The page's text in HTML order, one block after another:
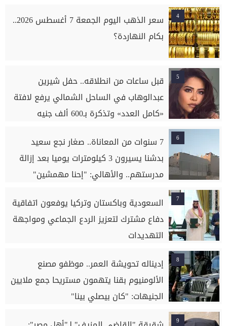
4
سعر الذهب اليوم الجمعة 7 أغسطس 2026..
بكام النهاردة؟
5
قبل ساعات من انطلاقه.. حفل شيرين
عبدالوهاب في الساحل الشمالي يرفع لافتة
«كامل العدد» وتذكرة بـ600 ألف جنيه
6
7 سنوات من المعاناة.. صغار نجع سعيد
بدشنا يسيرون 3 كيلومترات يوميا بعد إزالة
مدرستهم.. والأهالي: "إحنا مهمشين"
7
السعودية وباكستان وتركيا يوفعون اتفاقية
دفاع مشترك لتعزيز الردع الجماعي ومواجهة
التهديدات
8
إديناله تحويشة العمر.. موظفو مصنع
الألومنيوم بقنا يتهمون مستريحا جمع ملايين
الجنيهات: "كان بيصلي بينا"
9